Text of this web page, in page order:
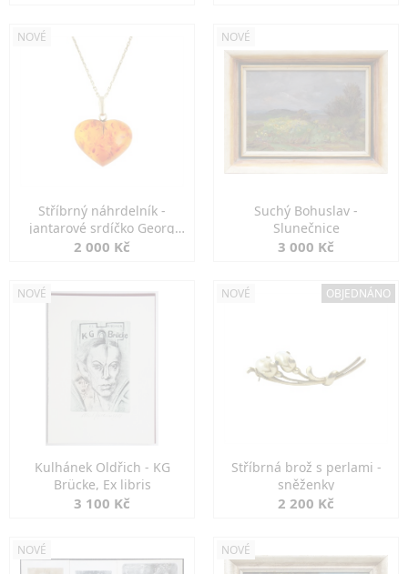
NOVÉ
Stříbrný náhrdelník -
jantarové srdíčko Georg
Kramer
2 000 Kč
NOVÉ
Suchý Bohuslav -
Slunečnice
3 000 Kč
NOVÉ
Kulhánek Oldřich - KG
Brücke, Ex libris
3 100 Kč
NOVÉ OBJEDNÁNO
Stříbrná brož s perlami -
sněženky
2 200 Kč
NOVÉ NOVÉ